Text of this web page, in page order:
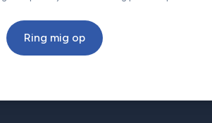
Ring mig op